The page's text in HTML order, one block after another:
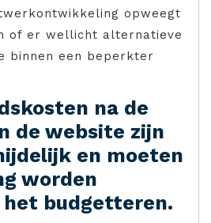
opweegt
of er wellicht alternatieve
binnen een beperkter
na de
de website zijn
en moeten
worden
het budgetteren.